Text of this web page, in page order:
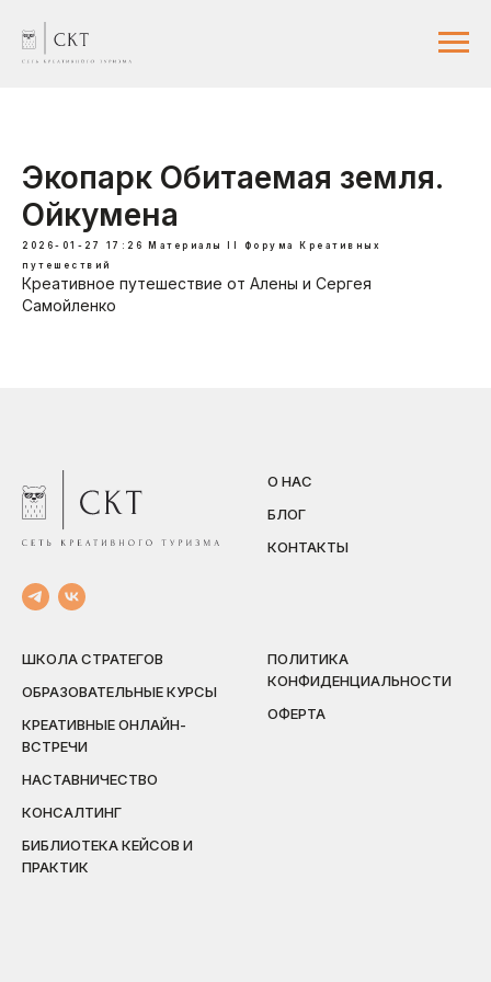
Экопарк Обитаемая земля.
Ойкумена
2026-01-27 17:26
Материалы II Форума Креативных
путешествий
Креативное путешествие от Алены и Сергея
Самойленко
О НАС
БЛОГ
КОНТАКТЫ
ШКОЛА СТРАТЕГОВ
ОБРАЗОВАТЕЛЬНЫЕ КУРСЫ
КРЕАТИВНЫЕ ОНЛАЙН-
ВСТРЕЧИ
НАСТАВНИЧЕСТВО
КОНСАЛТИНГ
БИБЛИОТЕКА КЕЙСОВ И
ПРАКТИК
ПОЛИТИКА
КОНФИДЕНЦИАЛЬНОСТИ
ОФЕРТА